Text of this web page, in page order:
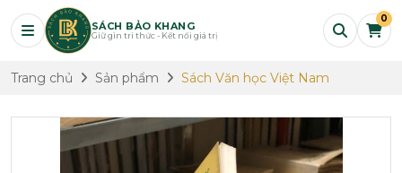
SÁCH BẢO KHANG
Giữ gìn tri thức - Kết nối giá trị
0
Trang chủ Sản phẩm Sách Văn học Việt Nam